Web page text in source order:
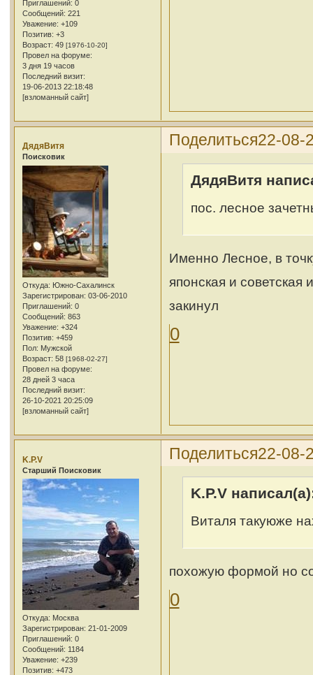
Приглашений: 0
Сообщений: 221
Уважение: +109
Позитив: +3
Возраст: 49 [1976-10-20]
Провел на форуме:
3 дня 19 часов
Последний визит:
19-06-2013 22:18:48
[взломанный сайт]
Поделиться22-08-
ДядяВитя
Поисковик
Откуда: Южно-Сахалинск
Зарегистрирован: 03-06-2010
Приглашений: 0
Сообщений: 863
Уважение: +324
Позитив: +459
Пол: Мужской
Возраст: 58 [1968-02-27]
Провел на форуме:
28 дней 3 часа
Последний визит:
26-10-2021 20:25:09
[взломанный сайт]
ДядяВитя
пос. лесное
Именно Лесное, в
японская и советская
закинул
0
Поделиться22-08-
K.P.V
Cтарший Поисковик
Откуда: Москва
Зарегистрирован: 21-01-2009
Приглашений: 0
Сообщений: 1184
Уважение: +239
Позитив: +473
K.P.V
Виталя такуюже
похожую формой но
0